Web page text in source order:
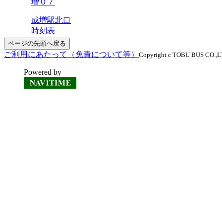
増０７
成増駅北口
時刻表
ページの先頭へ戻る
ご利用にあたって（免責について等） Copyright c TOBU BUS
Powered by